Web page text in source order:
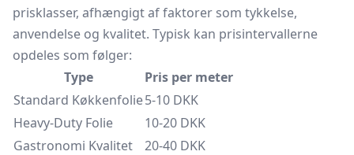
prisklasser, afhængigt af faktorer som tykkelse,
anvendelse og kvalitet. Typisk kan prisintervallerne
opdeles som følger:
Type
Pris per meter
Standard Køkkenfolie5-10 DKK
Heavy-Duty Folie
10-20 DKK
Gastronomi Kvalitet
20-40 DKK